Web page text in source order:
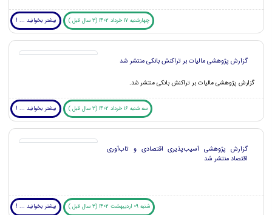
چهارشنبه 17 خرداد 1402 (3 سال قبل ) بیشتر بخوانید ... !
گزارش پژوهشی مالیات بر تراکنش بانکی منتشر شد
گزارش پژوهشی مالیات بر تراکنش بانکی منتشر شد.
سه شنبه 16 خرداد 1402 (3 سال قبل ) بیشتر بخوانید ... !
گزارش پژوهشی آسیب‌پذیری اقتصادی و تاب‌آوری
اقتصاد منتشر شد
شنبه 09 اردیبهشت 1402 (3 سال قبل ) بیشتر بخوانید ... !